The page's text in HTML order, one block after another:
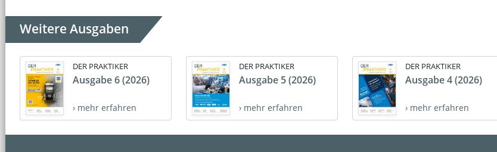
Weitere Ausgaben
DER PRAKTIKER
Ausgabe 6 (2026)
› mehr erfahren
DER PRAKTIKER
Ausgabe 5 (2026)
› mehr erfahren
DER PRAKTIKER
Ausgabe 4 (2026)
› mehr erfahren